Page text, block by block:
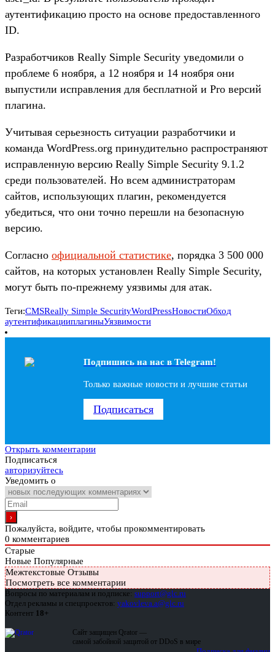
аутентификацию просто на основе предоставленного
ID.
Разработчиков Really Simple Security уведомили о
проблеме 6 ноября, а 12 ноября и 14 ноября они
выпустили исправления для бесплатной и Pro версий
плагина.
Учитывая серьезность ситуации разработчики и
команда WordPress.org принудительно распространяют
исправленную версию Really Simple Security 9.1.2
среди пользователей. Но всем администраторам
сайтов, использующих плагин, рекомендуется
убедиться, что они точно перешли на безопасную
версию.
Согласно официальной статистике, порядка 3 500 000
сайтов, на которых установлен Really Simple Security,
могут быть по-прежнему уязвимы для атак.
Теги:CMSReally Simple SecurityWordPressНовостиОбход
аутентификацииплагиныУязвимости
Подпишись на наc в Telegram!
Только важные новости и лучшие статьи
Подписаться
Открыть комментарии
Подписаться
авторизуйтесь
Уведомить о
Пожалуйста, войдите, чтобы прокомментировать
0 комментариев
Старые
Новые Популярные
Межтекстовые Отзывы
Посмотреть все комментарии
Вопросы по материалам и подписке: support@glc.ru
Отдел рекламы и спецпроектов: yakovleva.a@glc.ru
Контент 18+
Сайт защищен Qrator —
самой забойной защитой от DDoS в мире